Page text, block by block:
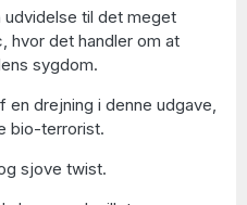
udvidelse til det meget
det handler om at
sygdom.
drejning i denne udgave,
bio-terrorist.
sjove twist.